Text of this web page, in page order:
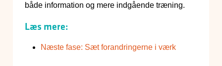
både information og mere indgående træning.
Læs mere:
Næste fase: Sæt forandringerne i værk